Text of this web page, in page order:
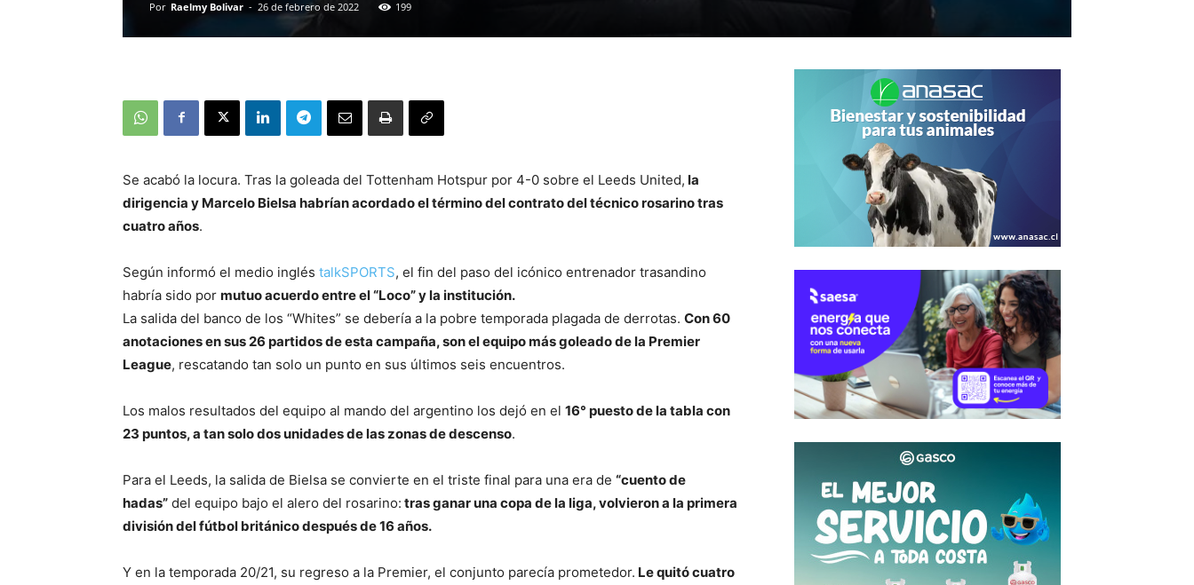
Por Raelmy Bolivar - 26 de febrero de 2022 199
Se acabó la locura. Tras la goleada del Tottenham Hotspur por 4-0 sobre el Leeds United, la
dirigencia y Marcelo Bielsa habrían acordado el término del contrato del técnico rosarino tras
cuatro años.
Según informó el medio inglés talkSPORTS, el fin del paso del icónico entrenador trasandino
habría sido por mutuo acuerdo entre el “Loco” y la institución.
La salida del banco de los “Whites” se debería a la pobre temporada plagada de derrotas. Con 60
anotaciones en sus 26 partidos de esta campaña, son el equipo más goleado de la Premier
League, rescatando tan solo un punto en sus últimos seis encuentros.
Los malos resultados del equipo al mando del argentino los dejó en el 16° puesto de la tabla con
23 puntos, a tan solo dos unidades de las zonas de descenso.
Para el Leeds, la salida de Bielsa se convierte en el triste final para una era de “cuento de
hadas” del equipo bajo el alero del rosarino: tras ganar una copa de la liga, volvieron a la primera
división del fútbol británico después de 16 años.
Y en la temporada 20/21, su regreso a la Premier, el conjunto parecía prometedor. Le quitó cuatro